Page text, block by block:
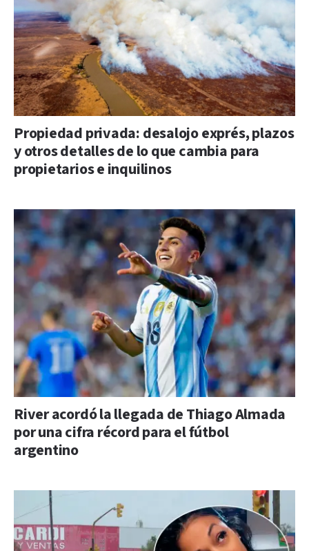
Propiedad privada: desalojo exprés, plazos
y otros detalles de lo que cambia para
propietarios e inquilinos
River acordó la llegada de Thiago Almada
por una cifra récord para el fútbol
argentino